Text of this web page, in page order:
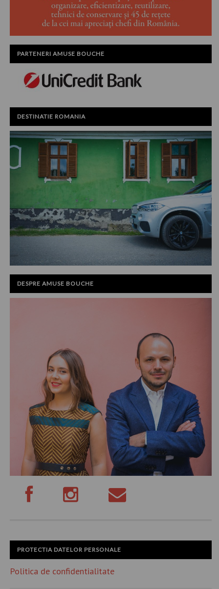
PARTENERI AMUSE BOUCHE
DESTINATIE ROMANIA
DESPRE AMUSE BOUCHE
PROTECTIA DATELOR PERSONALE
Politica de confidentialitate